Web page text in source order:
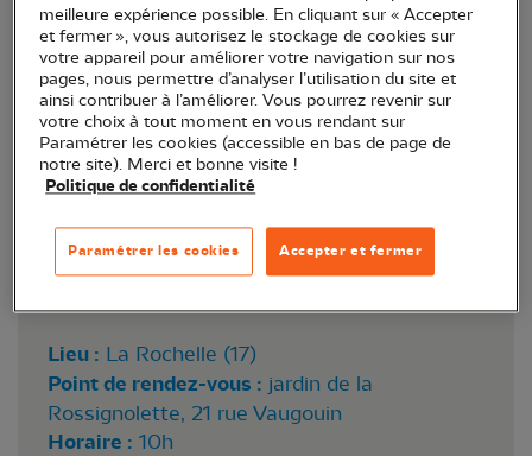
Grenouille verte © Danièle Cousin
Lieu : La Rochelle (17)
Point de rendez-vous : jardin de la
Rossignolette, 21 rue Vaugouin
Horaire : 10h
meilleure expérience possible. En cliquant sur « Accepter
et fermer », vous autorisez le stockage de cookies sur
votre appareil pour améliorer votre navigation sur nos
pages, nous permettre d’analyser l’utilisation du site et
ainsi contribuer à l’améliorer. Vous pourrez revenir sur
votre choix à tout moment en vous rendant sur
Paramétrer les cookies (accessible en bas de page de
notre site). Merci et bonne visite !
Politique de confidentialité
Accepter et fermer
Paramétrer les cookies